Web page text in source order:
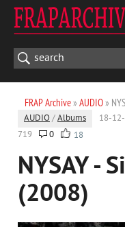
FRAP Archive» AUDIO»
AUDIO /Albums 18-
719
0 18
NYSAY -
(2008)